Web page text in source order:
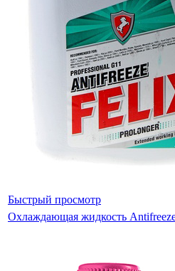
Быстрый просмотр
Охлаждающая жидкость